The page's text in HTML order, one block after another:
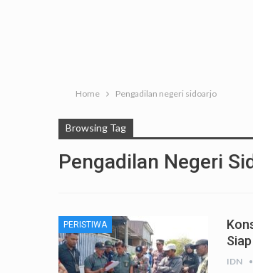
Home Pengadilan negeri sidoarjo
Browsing Tag
Pengadilan Negeri
PERISTIWA
IDN